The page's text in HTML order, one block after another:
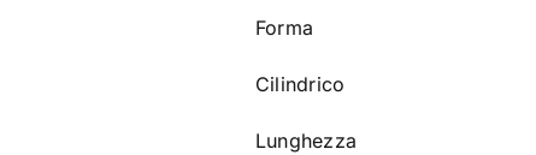
Forma
Cilindrico
Lunghezza